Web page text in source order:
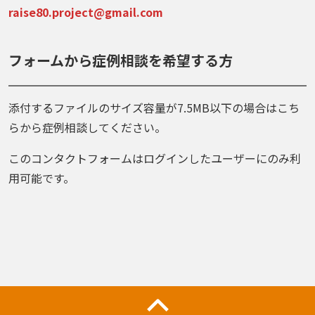
raise80.project@gmail.com
フォームから症例相談を希望する方
添付するファイルのサイズ容量が7.5MB以下の場合はこち
らから症例相談してください。
このコンタクトフォームはログインしたユーザーにのみ利
用可能です。